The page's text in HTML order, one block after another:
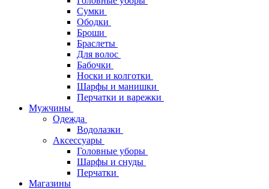
Сумки
Ободки
Броши
Браслеты
Для волос
Бабочки
Носки и колготки
Шарфы и манишки
Перчатки и варежки
Мужчины
Одежда
Водолазки
Аксессуары
Головные уборы
Шарфы и снуды
Перчатки
Магазины